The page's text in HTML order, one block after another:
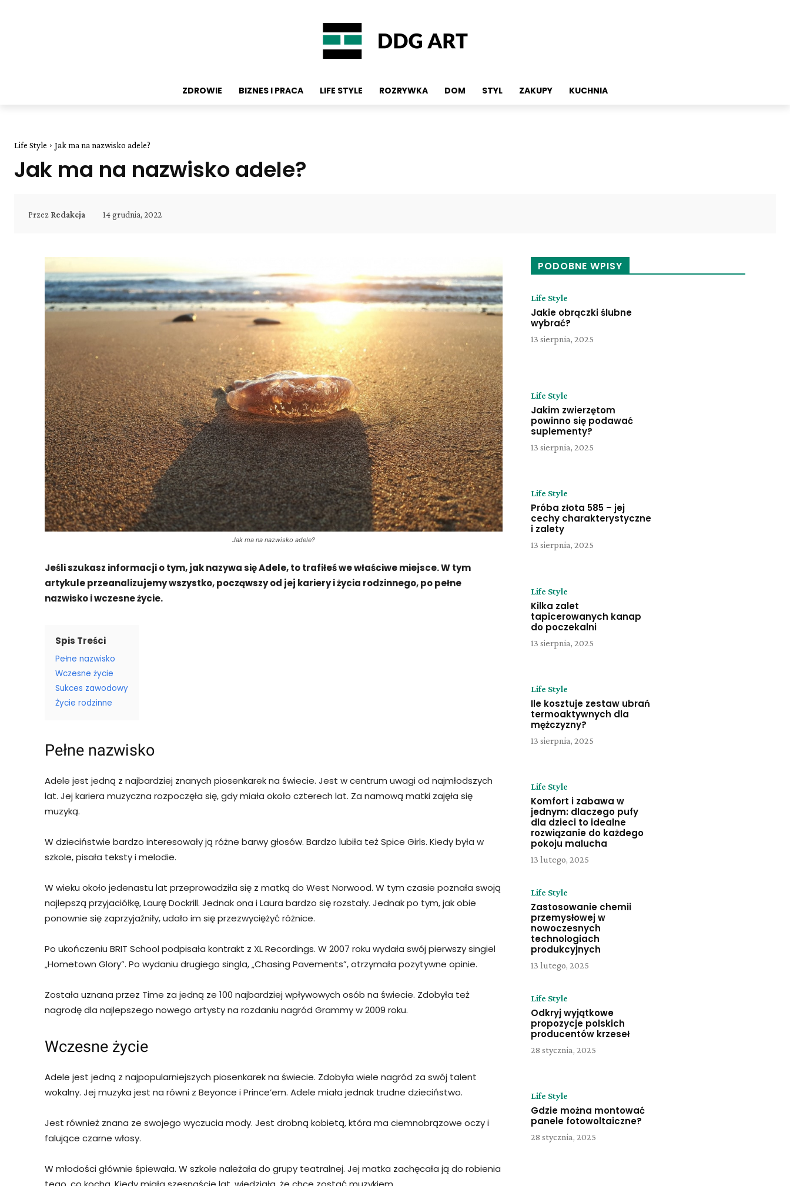
ZDROWIE BIZNES I PRACA LIFE STYLE ROZRYWKA DOM STYL ZAKUPY KUCHNIA
Life Style Jak ma na nazwisko adele?
Jak ma na nazwisko adele?
Przez Redakcja 14 grudnia, 2022
Jak ma na nazwisko adele?
Jeśli szukasz informacji o tym, jak nazywa się Adele, to trafiłeś we właściwe miejsce. W tym
artykule przeanalizujemy wszystko, począwszy od jej kariery i życia rodzinnego, po pełne
nazwisko i wczesne życie.
Spis Treści
Pełne nazwisko
Wczesne życie
Sukces zawodowy
Życie rodzinne
Pełne nazwisko
Adele jest jedną z najbardziej znanych piosenkarek na świecie. Jest w centrum uwagi od najmłodszych
lat. Jej kariera muzyczna rozpoczęła się, gdy miała około czterech lat. Za namową matki zajęła się
muzyką.
W dzieciństwie bardzo interesowały ją różne barwy głosów. Bardzo lubiła też Spice Girls. Kiedy była w
szkole, pisała teksty i melodie.
W wieku około jedenastu lat przeprowadziła się z matką do West Norwood. W tym czasie poznała swoją
najlepszą przyjaciółkę, Laurę Dockrill. Jednak ona i Laura bardzo się rozstały. Jednak po tym, jak obie
ponownie się zaprzyjaźniły, udało im się przezwyciężyć różnice.
Po ukończeniu BRIT School podpisała kontrakt z XL Recordings. W 2007 roku wydała swój pierwszy singiel
„Hometown Glory”. Po wydaniu drugiego singla, „Chasing Pavements”, otrzymała pozytywne opinie.
Została uznana przez Time za jedną ze 100 najbardziej wpływowych osób na świecie. Zdobyła też
nagrodę dla najlepszego nowego artysty na rozdaniu nagród Grammy w 2009 roku.
Wczesne życie
Adele jest jedną z najpopularniejszych piosenkarek na świecie. Zdobyła wiele nagród za swój talent
wokalny. Jej muzyka jest na równi z Beyonce i Prince’em. Adele miała jednak trudne dzieciństwo.
Jest również znana ze swojego wyczucia mody. Jest drobną kobietą, która ma ciemnobrązowe oczy i
falujące czarne włosy.
W młodości głównie śpiewała. W szkole należała do grupy teatralnej. Jej matka zachęcała ją do robienia
PODOBNE WPISY
Life Style
Jakie obrączki ślubne
wybrać?
13 sierpnia, 2025
Life Style
Jakim zwierzętom
powinno się podawać
suplementy?
13 sierpnia, 2025
Life Style
Próba złota 585 – jej
cechy charakterystyczne
i zalety
13 sierpnia, 2025
Life Style
Kilka zalet
tapicerowanych kanap
do poczekalni
13 sierpnia, 2025
Life Style
Ile kosztuje zestaw ubrań
termoaktywnych dla
mężczyzny?
13 sierpnia, 2025
Life Style
Komfort i zabawa w
jednym: dlaczego pufy
dla dzieci to idealne
rozwiązanie do każdego
pokoju malucha
13 lutego, 2025
Life Style
Zastosowanie chemii
przemysłowej w
nowoczesnych
technologiach
produkcyjnych
13 lutego, 2025
Life Style
Odkryj wyjątkowe
propozycje polskich
producentów krzeseł
28 stycznia, 2025
Life Style
Gdzie można montować
panele fotowoltaiczne?
28 stycznia, 2025